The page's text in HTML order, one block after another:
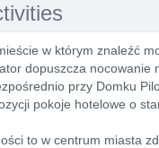
w którym znaleźć
dopuszcza nocowanie
przy Domku
pokoje hotelowe o
to w centrum miasta